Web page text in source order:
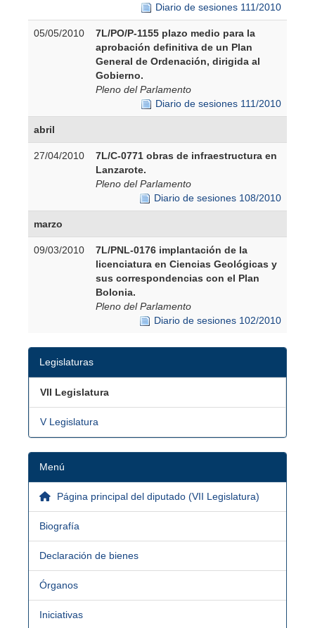
Diario de sesiones 111/2010
05/05/2010
7L/PO/P-1155 plazo medio para la
aprobación definitiva de un Plan
General de Ordenación, dirigida al
Gobierno.
Pleno del Parlamento
Diario de sesiones 111/2010
abril
27/04/2010
7L/C-0771 obras de infraestructura en
Lanzarote.
Pleno del Parlamento
Diario de sesiones 108/2010
marzo
09/03/2010
7L/PNL-0176 implantación de la
licenciatura en Ciencias Geológicas y
sus correspondencias con el Plan
Bolonia.
Pleno del Parlamento
Diario de sesiones 102/2010
Legislaturas
VII Legislatura
V Legislatura
Menú
Página principal del diputado (VII Legislatura)
Biografía
Declaración de bienes
Órganos
Iniciativas